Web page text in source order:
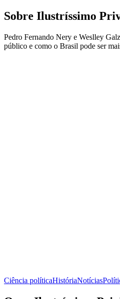
Sobre Ilustríssimo
Pedro Fernando Nery e Weslley
público e como o Brasil pode ser
Ciência políticaHistóriaNotícias